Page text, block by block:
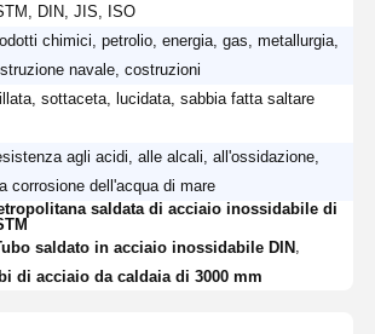
DIN, JIS, ISO
chimici, petrolio, energia, gas, metallurgia,
navale, costruzioni
sottaceta, lucidata, sabbia fatta saltare
agli acidi, alle alcali, all'ossidazione,
corrosione dell'acqua di mare
saldata di acciaio inossidabile di
saldato in acciaio inossidabile DIN
di acciaio da caldaia di 3000 mm